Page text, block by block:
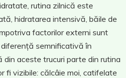
rutina zilnică este
hidratarea intensivă, băile de
factorilor externi sunt
semnificativă în
din aceste trucuri parte din rutina
fi vizibile: călcâie moi, catifelate